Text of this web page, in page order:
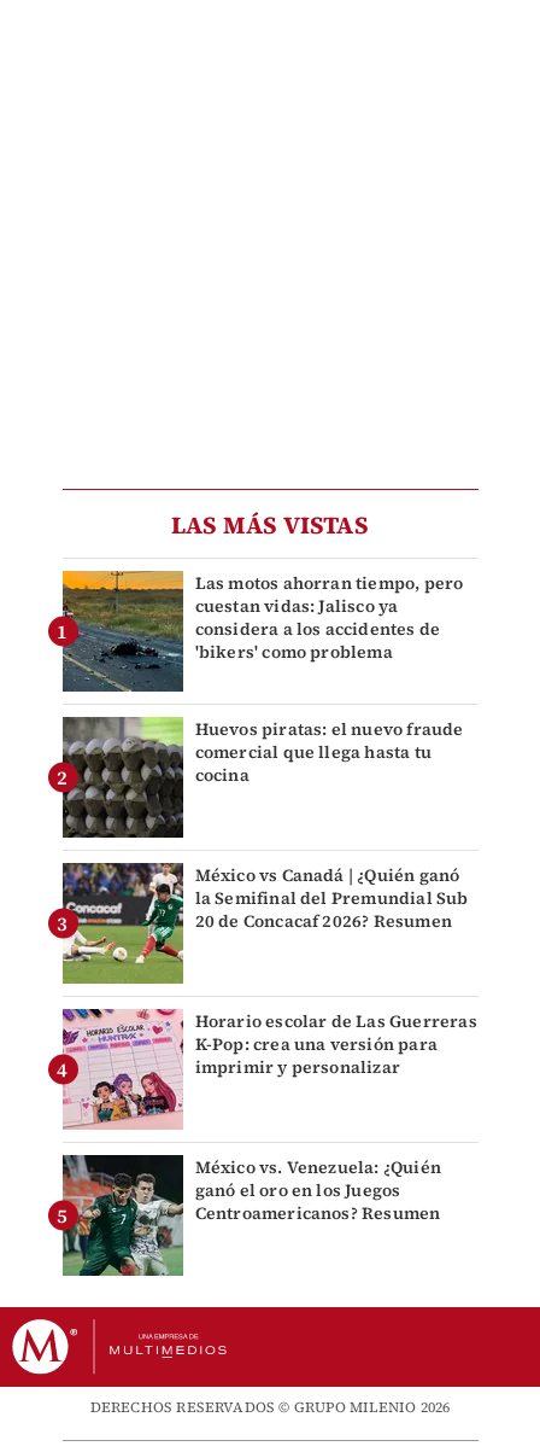
LAS MÁS VISTAS
Las motos ahorran tiempo, pero
cuestan vidas: Jalisco ya
considera a los accidentes de
'bikers' como problema
Huevos piratas: el nuevo fraude
comercial que llega hasta tu
cocina
México vs Canadá | ¿Quién ganó
la Semifinal del Premundial Sub
20 de Concacaf 2026? Resumen
Horario escolar de Las Guerreras
K-Pop: crea una versión para
imprimir y personalizar
México vs. Venezuela: ¿Quién
ganó el oro en los Juegos
Centroamericanos? Resumen
DERECHOS RESERVADOS © GRUPO MILENIO 2026